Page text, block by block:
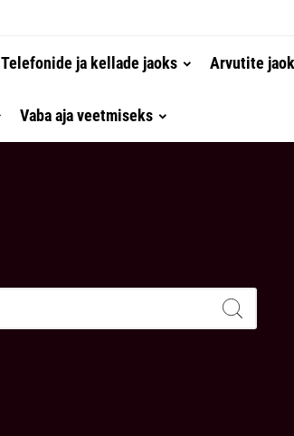
Telefonide ja kellade jaoks Arvutite
Vaba aja veetmiseks